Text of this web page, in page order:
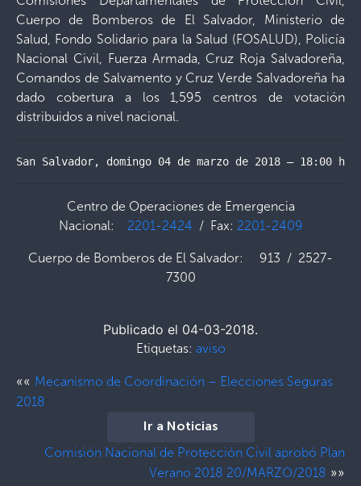
Cuerpo de Bomberos de El Salvador, Ministerio de
Salud, Fondo Solidario para la Salud (FOSALUD), Policía
Nacional Civil, Fuerza Armada, Cruz Roja Salvadoreña,
Comandos de Salvamento y Cruz Verde Salvadoreña ha
dado cobertura a los 1,595 centros de votación
distribuidos a nivel nacional.
San Salvador, domingo 04 de marzo de 2018 – 18:00
Centro de Operaciones de Emergencia
Nacional: 2201-2424 / Fax: 2201-2409
Cuerpo de Bomberos de El Salvador: 913 / 2527-
7300
Publicado el 04-03-2018.
Etiquetas: aviso
«« Mecanismo de Coordinación – Elecciones Seguras
2018
Ir a Noticias
Comisión Nacional de Protección Civil aprobó Plan
Verano 2018 20/MARZO/2018 »»